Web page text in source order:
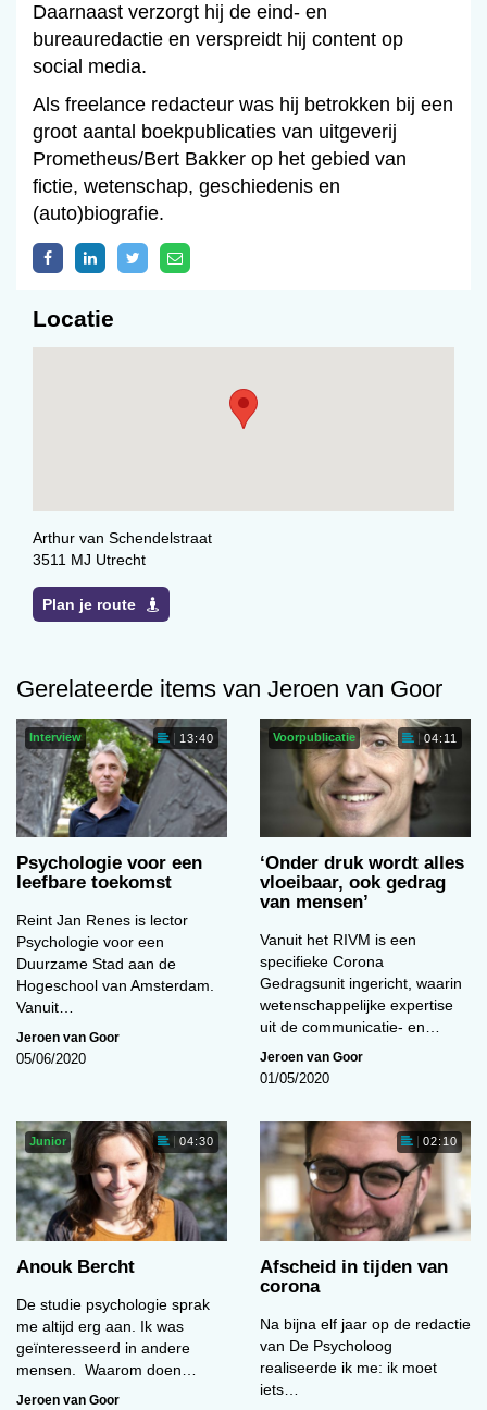
Daarnaast verzorgt hij de eind- en
bureauredactie en verspreidt hij content op
social media.
Als freelance redacteur was hij betrokken bij een
groot aantal boekpublicaties van uitgeverij
Prometheus/Bert Bakker op het gebied van
fictie, wetenschap, geschiedenis en
(auto)biografie.
Locatie
Arthur van Schendelstraat
3511 MJ Utrecht
Plan je route
Gerelateerde items van Jeroen van Goor
Interview 13:40
Psychologie voor een
leefbare toekomst
Reint Jan Renes is lector
Psychologie voor een
Duurzame Stad aan de
Hogeschool van Amsterdam.
Vanuit…
Jeroen van Goor
05/06/2020
Voorpublicatie 04:11
‘Onder druk wordt alles
vloeibaar, ook gedrag
van mensen’
Vanuit het RIVM is een
specifieke Corona
Gedragsunit ingericht, waarin
wetenschappelijke expertise
uit de communicatie- en…
Jeroen van Goor
01/05/2020
Junior 04:30
Anouk Bercht
De studie psychologie sprak
me altijd erg aan. Ik was
geïnteresseerd in andere
mensen. Waarom doen…
Jeroen van Goor
02:10
Afscheid in tijden van
corona
Na bijna elf jaar op de redactie
van De Psycholoog
realiseerde ik me: ik moet
iets…